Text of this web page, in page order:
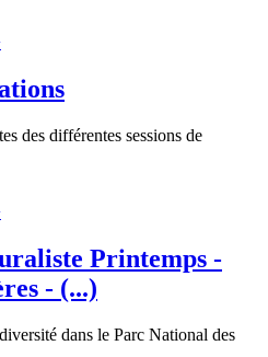
des différentes sessions de
Printemps -
- (...)
dans le Parc National des